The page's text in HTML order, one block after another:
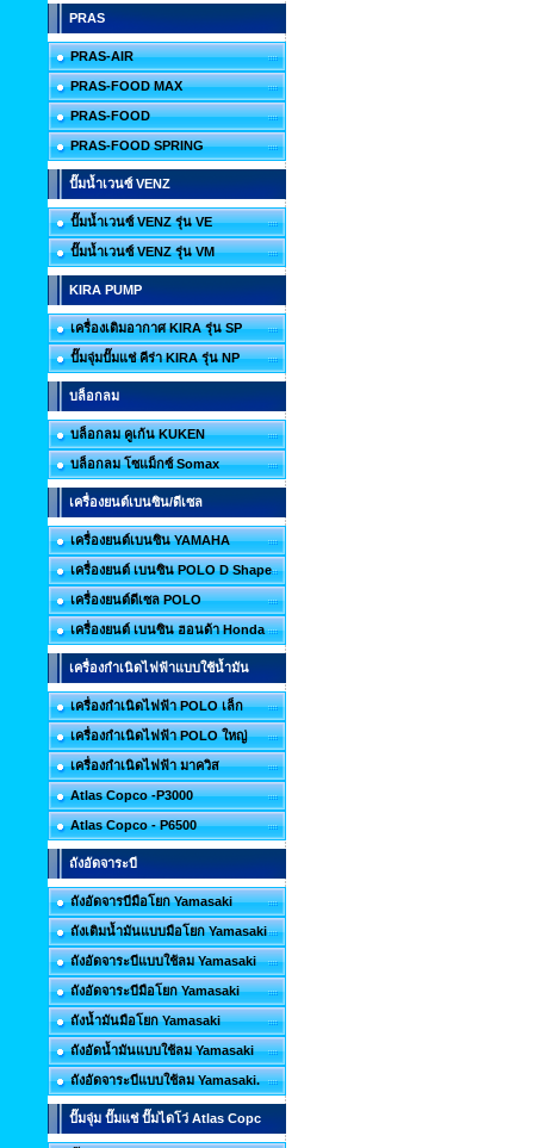
PRAS
PRAS-AIR
PRAS-FOOD MAX
PRAS-FOOD
PRAS-FOOD SPRING
ปั๊มน้ำเวนซ์ VENZ
ปั๊มน้ำเวนซ์ VENZ รุ่น VE
ปั๊มน้ำเวนซ์ VENZ รุ่น VM
KIRA PUMP
เครื่องเติมอากาศ KIRA รุ่น SP
ปั๊มจุ่มปั๊มแช่ คีร่า KIRA รุ่น NP
บล็อกลม
บล็อกลม คูเก้น KUKEN
บล็อกลม โซแม็กซ์ Somax
เครื่องยนต์เบนซิน/ดีเซล
เครื่องยนต์เบนซิน YAMAHA
เครื่องยนต์ เบนซิน POLO D Shape
เครื่องยนต์ดีเซล POLO
เครื่องยนต์ เบนซิน ฮอนด้า Honda
เครื่องกำเนิดไฟฟ้าแบบใช้น้ำมัน
เครื่องกำเนิดไฟฟ้า POLO เล็ก
เครื่องกำเนิดไฟฟ้า POLO ใหญ่
เครื่องกำเนิดไฟฟ้า มาควิส
Atlas Copco -P3000
Atlas Copco - P6500
ถังอัดจาระบี
ถังอัดจารบีมือโยก Yamasaki
ถังเติมน้ำมันแบบมือโยก Yamasaki
ถังอัดจาระบีแบบใช้ลม Yamasaki
ถังอัดจาระบีมือโยก Yamasaki
ถังน้ำมันมือโยก Yamasaki
ถังอัดน้ำมันแบบใช้ลม Yamasaki
ถังอัดจาระบีแบบใช้ลม Yamasaki.
ปั๊มจุ่ม ปั๊มแช่ ปั๊มไดโว่ Atlas Copc